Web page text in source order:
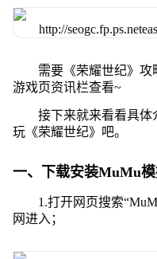
需要《荣耀世纪》
游戏页资讯栏查看~
接下来就来看看具体
玩《荣耀世纪》吧。
一、下载安装MuMu
1.打开网页搜索
网进入；